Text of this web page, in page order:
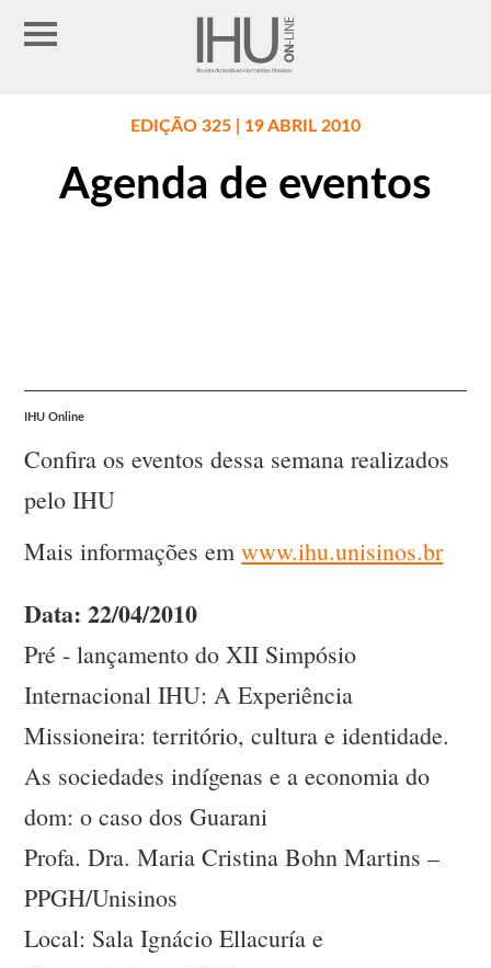
EDIÇÃO 325 | 19 ABRIL 2010
Agenda de eventos
IHU Online
Confira os eventos dessa semana realizados
pelo IHU
Mais informações emwww.ihu.unisinos.br
Data: 22/04/2010
Pré - lançamento do XII Simpósio
Internacional IHU: A Experiência
Missioneira: território, cultura e identidade.
As sociedades indígenas e a economia do
dom: o caso dos Guarani
Profa. Dra. Maria Cristina Bohn Martins –
PPGH/Unisinos
Local: Sala Ignácio Ellacuría e